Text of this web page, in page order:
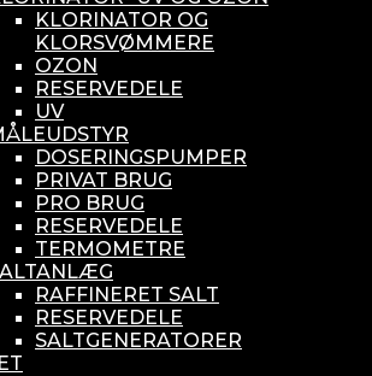
KLORINATOR OG
KLORSVØMMERE
OZON
RESERVEDELE
UV
DOSERINGSPUMPER
PRIVAT BRUG
PRO BRUG
RESERVEDELE
TERMOMETRE
RAFFINERET SALT
RESERVEDELE
SALTGENERATORER